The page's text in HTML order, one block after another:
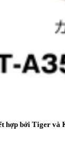
hợp bởi Tiger và